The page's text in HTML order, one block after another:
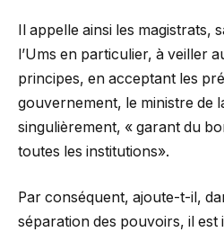
Il appelle ainsi les magistrats,
l’Ums en particulier, à veiller
principes, en acceptant les
gouvernement, le ministre de
singulièrement, « garant du
toutes les institutions».
Par conséquent, ajoute-t-il,
séparation des pouvoirs, il est